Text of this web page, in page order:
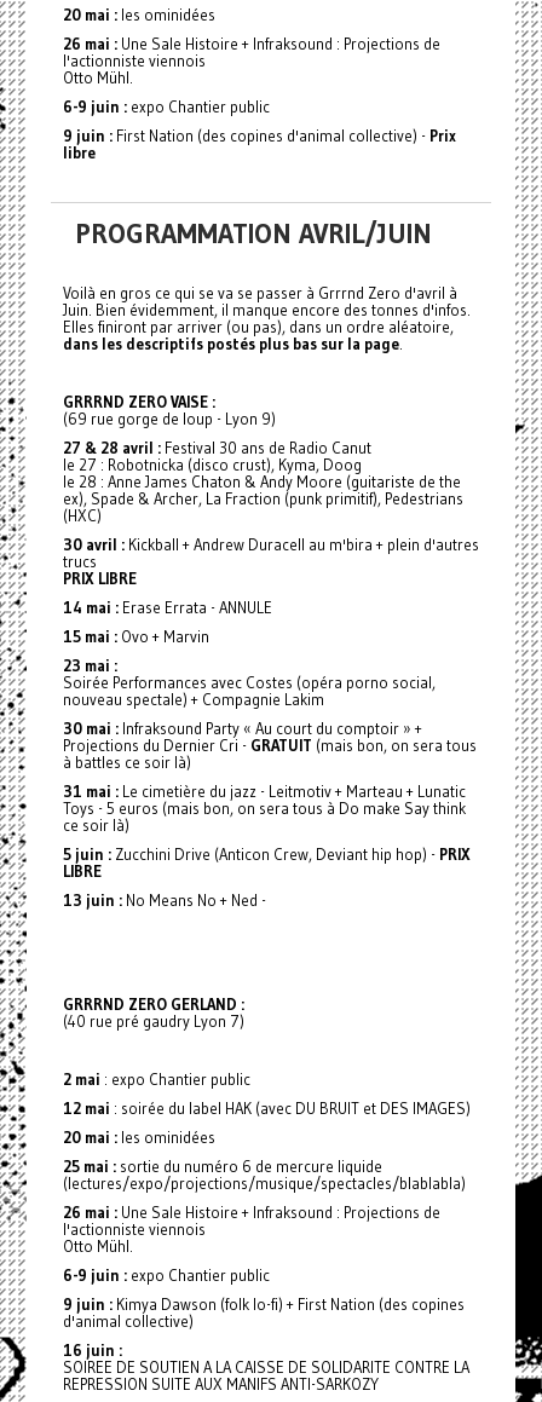
20 mai :les ominidées
26 mai :Une Sale Histoire + Infraksound : Projections de
l'actionniste viennois
Otto Mühl.
6-9 juin :expo Chantier public
9 juin :First Nation (des copines d'animal collective) - Prix
libre
PROGRAMMATION AVRIL/JUIN
Voilà en gros ce qui se va se passer à Grrrnd Zero d'avril à
Juin. Bien évidemment, il manque encore des tonnes d'infos.
Elles finiront par arriver (ou pas), dans un ordre aléatoire,
dans les descriptifs postés plus bas sur la page.
GRRRND ZERO VAISE :
(69 rue gorge de loup - Lyon 9)
27 & 28 avril :Festival 30 ans de Radio Canut
le 27 : Robotnicka (disco crust), Kyma, Doog
le 28 : Anne James Chaton & Andy Moore (guitariste de the
ex), Spade & Archer, La Fraction (punk primitif), Pedestrians
(HXC)
30 avril :Kickball + Andrew Duracell au m'bira + plein d'autres
trucs
PRIX LIBRE
14 mai :Erase Errata - ANNULE
15 mai :Ovo + Marvin
23 mai :
Soirée Performances avec Costes (opéra porno social,
nouveau spectale) + Compagnie Lakim
30 mai :Infraksound Party « Au court du comptoir » +
Projections du Dernier Cri - GRATUIT (mais bon, on sera tous
à battles ce soir là)
31 mai :Le cimetière du jazz - Leitmotiv + Marteau + Lunatic
Toys - 5 euros (mais bon, on sera tous à Do make Say think
ce soir là)
5 juin :Zucchini Drive (Anticon Crew, Deviant hip hop) - PRIX
LIBRE
13 juin : No Means No + Ned -
GRRRND ZERO GERLAND :
(40 rue pré gaudry Lyon 7)
2 mai : expo Chantier public
12 mai : soirée du label HAK (avec DU BRUIT et DES IMAGES)
20 mai :les ominidées
25 mai :sortie du numéro 6 de mercure liquide
(lectures/expo/projections/musique/spectacles/blablabla)
26 mai :Une Sale Histoire + Infraksound : Projections de
l'actionniste viennois
Otto Mühl.
6-9 juin :expo Chantier public
9 juin :Kimya Dawson (folk lo-fi) + First Nation (des copines
d'animal collective)
16 juin :
SOIREE DE SOUTIEN A LA CAISSE DE SOLIDARITE CONTRE LA
REPRESSION SUITE AUX MANIFS ANTI-SARKOZY